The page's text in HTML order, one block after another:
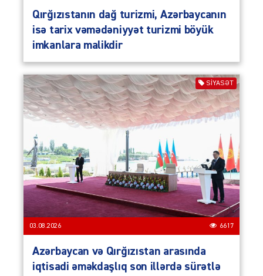
Qırğızıstanın dağ turizmi, Azərbaycanın
isə tarix vəmədəniyyət turizmi böyük
imkanlara malikdir
SIYASƏT
03.08.2026 6617
Azərbaycan və Qırğızıstan arasında
iqtisadi əməkdaşlıq son illərdə sürətlə